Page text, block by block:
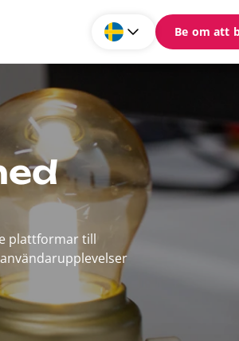
Be om att
plattformar till